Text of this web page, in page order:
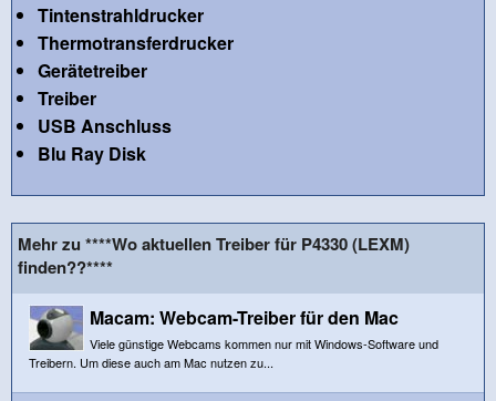
Tintenstrahldrucker
Thermotransferdrucker
Gerätetreiber
Treiber
USB Anschluss
Blu Ray Disk
Mehr zu ****Wo aktuellen Treiber für P4330 (LEXM)
finden??****
Macam: Webcam-Treiber für den Mac
Viele günstige Webcams kommen nur mit Windows-Software und
Treibern. Um diese auch am Mac nutzen zu...